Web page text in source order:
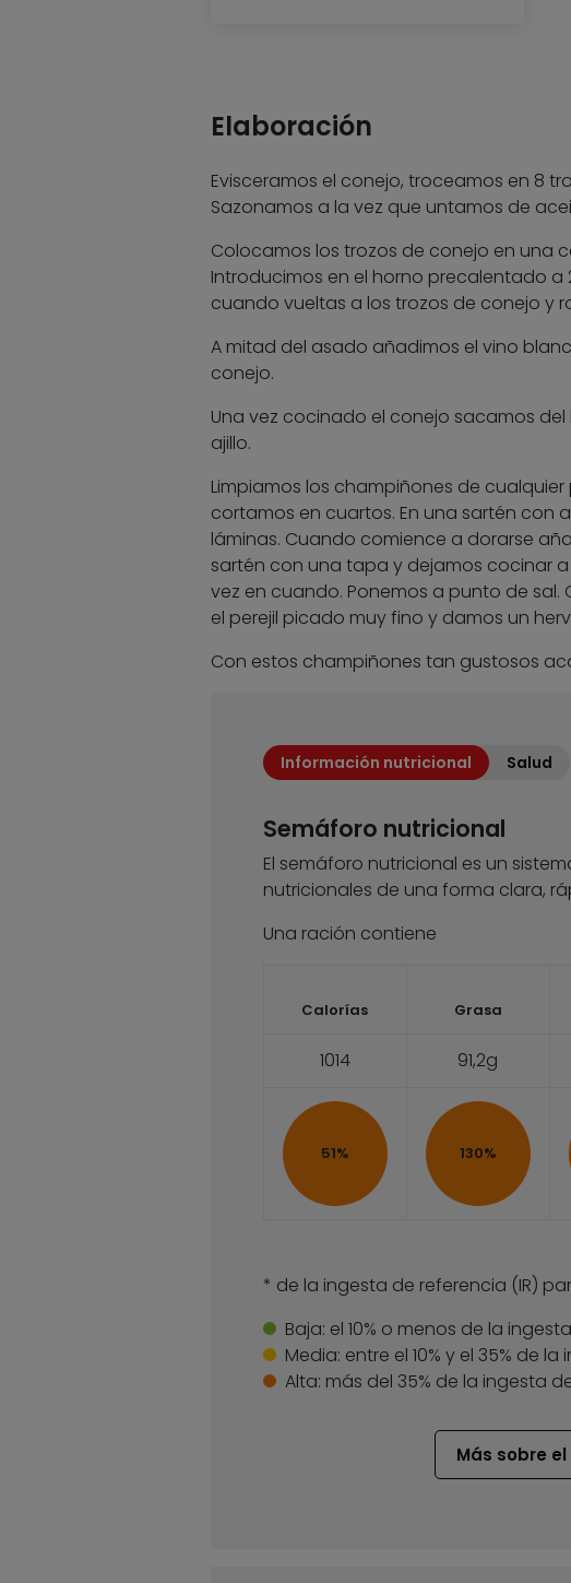
Elaboración
Evisceramos el conejo, troceamos en 8
Sazonamos a la vez que untamos de
Colocamos los trozos de conejo en una
Introducimos en el horno precalentado a
cuando vueltas a los trozos de conejo y
A mitad del asado añadimos el vino
conejo.
Una vez cocinado el conejo sacamos
ajillo.
Limpiamos los champiñones de
cortamos en cuartos. En una sartén con
láminas. Cuando comience a dorarse
sartén con una tapa y dejamos cocinar
vez en cuando. Ponemos a punto de
el perejil picado muy fino y damos un
Con estos champiñones tan gustosos
Información nutricional Salud
Semáforo nutricional
El semáforo nutricional es un
nutricionales de una forma clara,
Una ración contiene
Calorías Grasa
1014 91,2g
51% 130%
* de la ingesta de referencia (IR)
Baja: el 10% o menos de la
Media: entre el 10% y el 35% de
Alta: más del 35% de la ingesta
Más sobre